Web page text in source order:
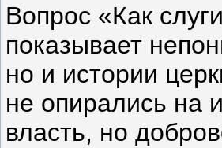
Вопрос «Как
показывает
но и истории
не опирались на
власть, но